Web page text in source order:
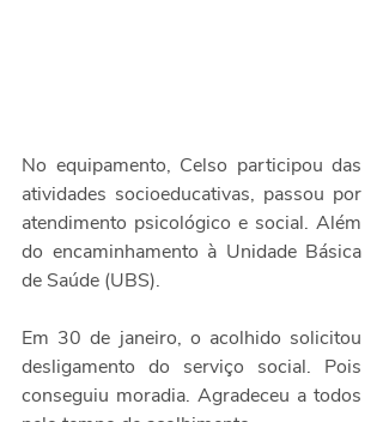
No equipamento, Celso participou das
atividades socioeducativas, passou por
atendimento psicológico e social. Além
do encaminhamento à Unidade Básica
de Saúde (UBS).
Em 30 de janeiro, o acolhido solicitou
desligamento do serviço social. Pois
conseguiu moradia. Agradeceu a todos